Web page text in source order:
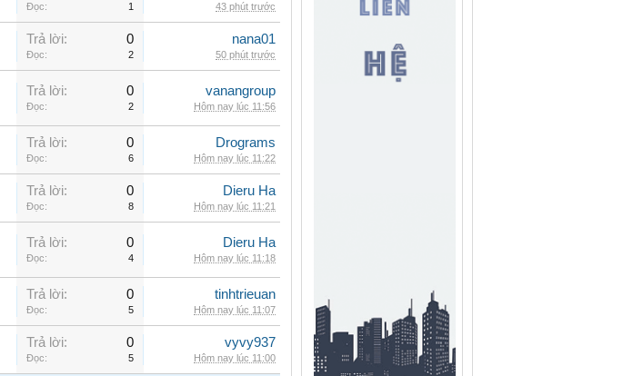
Đọc: 1 43 phút trước
Trả lời: 0
Đọc: 2
nana01
50 phút trước
Trả lời: 0
Đọc: 2
vanangroup
Hôm nay lúc 11:56
Trả lời: 0
Đọc: 6
Drograms
Hôm nay lúc 11:22
Trả lời: 0
Đọc: 8
Dieru Ha
Hôm nay lúc 11:21
Trả lời: 0
Đọc: 4
Dieru Ha
Hôm nay lúc 11:18
Trả lời: 0
Đọc: 5
tinhtrieuan
Hôm nay lúc 11:07
Trả lời: 0
Đọc: 5
vyvy937
Hôm nay lúc 11:00